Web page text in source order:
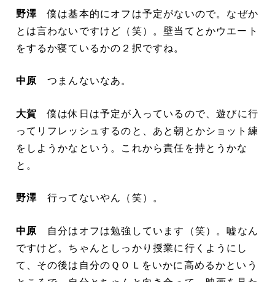
野澤僕は基本的にオフは予定がないので。なぜか
とは言わないですけど（笑）。壁当てとかウエート
をするか寝ているかの２択ですね。
中原 つまんないなあ。
大賀 僕は休日は予定が入っているので、遊びに行
ってリフレッシュするのと、あと朝とかショット練
をしようかなという。これから責任を持とうかな
と。
野澤行ってないやん（笑）。
中原 自分はオフは勉強しています（笑）。嘘なん
ですけど。ちゃんとしっかり授業に行くようにし
て、その後は自分のＱＯＬをいかに高めるかという